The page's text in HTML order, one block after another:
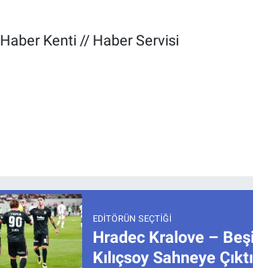
Haber Kenti // Haber Servisi
EDITÖRÜN SEÇTIĞI
Hradec Kralove –
Kılıçsoy Sahneye Çıktı